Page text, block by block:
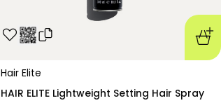
Hair Elite
HAIR ELITE Lightweight Setting Hair Spray